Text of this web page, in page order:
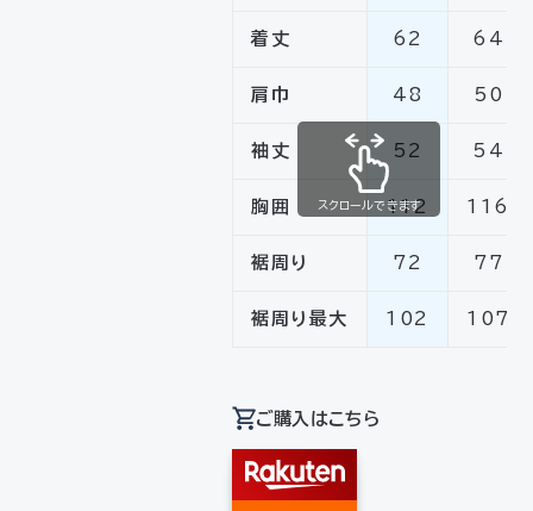
着丈 62 64
肩巾 48 50
袖丈 52 54
胸囲 112 116
裾周り 72 77
裾周り最大 102 107
スクロールできます
ご購入はこちら